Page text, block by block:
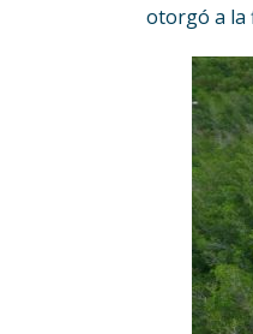
otorgó a la